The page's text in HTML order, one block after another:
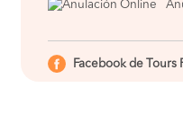
Facebook de Tours